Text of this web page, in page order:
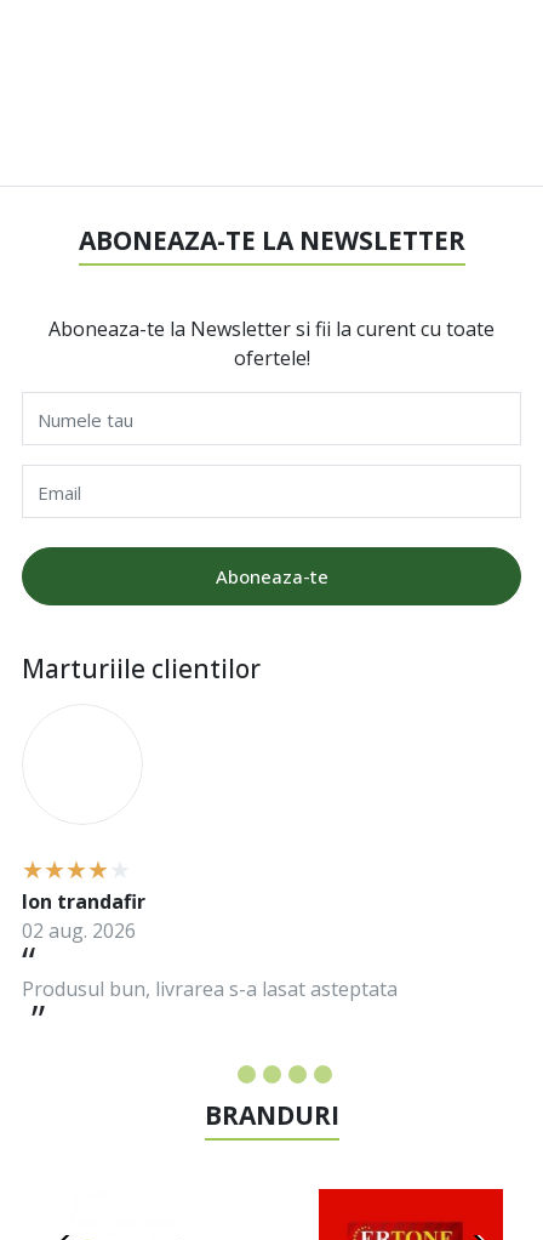
ABONEAZA-TE LA NEWSLETTER
Aboneaza-te la Newsletter si fii la curent cu toate
ofertele!
Numele tau
Email
Aboneaza-te
Marturiile clientilor
Produsul bun, livrarea s-a lasat asteptata
Ion trandafir
02 aug. 2026
BRANDURI